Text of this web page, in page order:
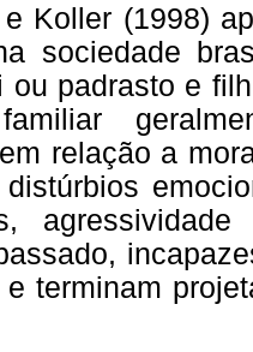
Koller (1998)
sociedade
ou padrasto e
relação a
terminam